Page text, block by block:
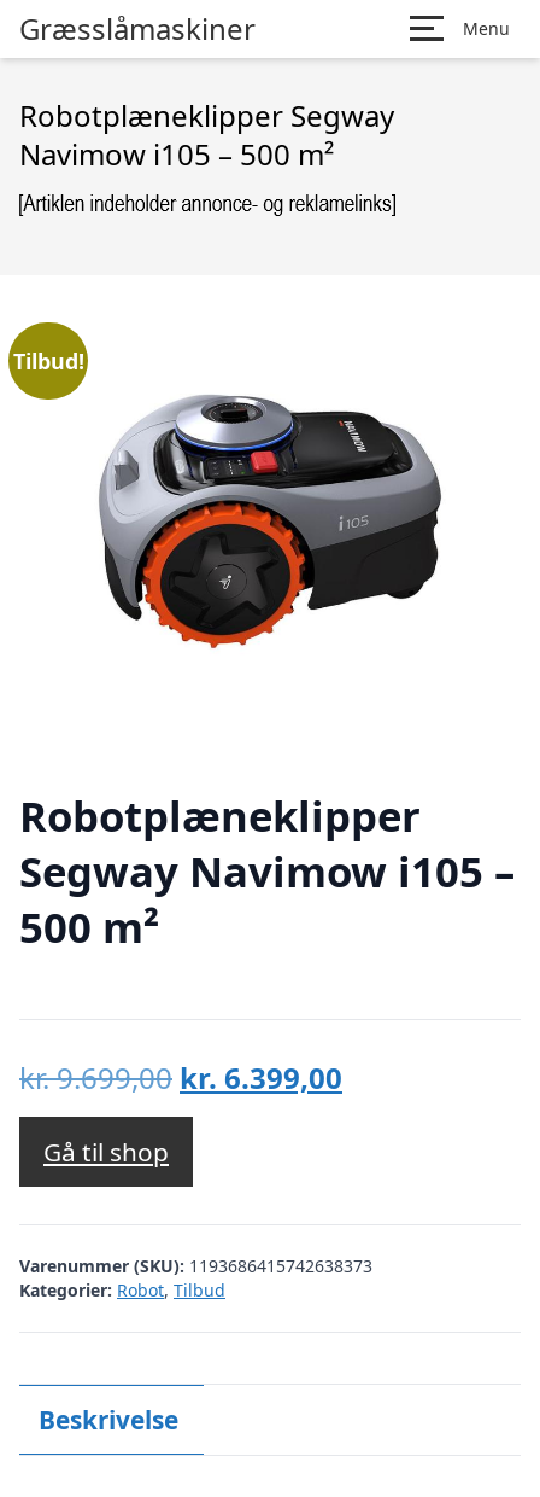
Græsslåmaskiner Menu
Robotplæneklipper Segway
Navimow i105 – 500 m²
Tilbud!
Robotplæneklipper
Segway Navimow i105 –
500 m²
kr.9.699,00 Den
oprindelige
var:
kr. 9.699,00.
kr. 6.399,00
kr. 6.399,00.
Gå til shop
Varenummer (SKU): 1193686415742638373
Kategorier: Robot, Tilbud
Beskrivelse